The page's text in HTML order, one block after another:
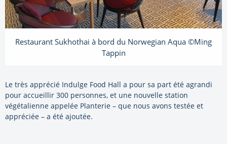
Restaurant Sukhothai à bord du Norwegian Aqua ©Ming
Tappin
Le très apprécié Indulge Food Hall a pour sa part été agrandi
pour accueillir 300 personnes, et une nouvelle station
végétalienne appelée Planterie – que nous avons testée et
appréciée – a été ajoutée.